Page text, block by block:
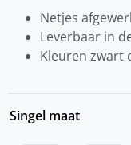
Netjes
Leverbaar in
Kleuren zwart
Singel maat